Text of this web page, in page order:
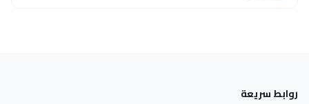
روابط سريعة